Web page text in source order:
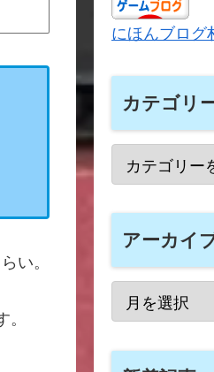
い。
にほんブログ
カテゴリ
アーカイ